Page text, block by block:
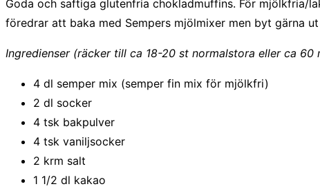
Goda och saftiga glutenfria chokladmuffins. För mjölkfria/
föredrar att baka med Sempers mjölmixer men byt gärna
Ingredienser (räcker till ca 18-20 st normalstora eller ca 60
4 dl semper mix (semper fin mix för mjölkfri)
2 dl socker
4 tsk bakpulver
4 tsk vaniljsocker
2 krm salt
1 1/2 dl kakao